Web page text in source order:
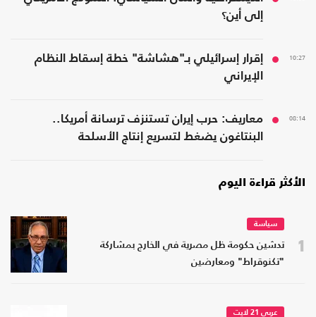
إلى أين؟
10:27
إقرار إسرائيلي بـ"هشاشة" خطة إسقاط النظام
الإيراني
08:14
معاريف: حرب إيران تستنزف ترسانة أمريكا..
البنتاغون يضغط لتسريع إنتاج الأسلحة
الأكثر قراءة اليوم
1
سياسة
تدشين حكومة ظل مصرية في الخارج بمشاركة
"تكنوقراط" ومعارضين
عربي 21 لايت